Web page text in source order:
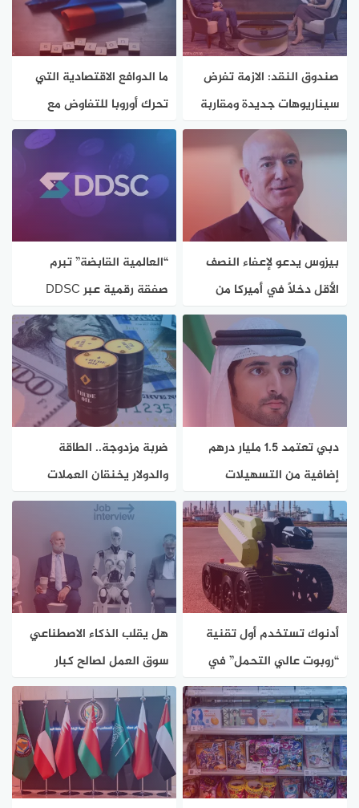
صندوق النقد: الازمة تفرض
سيناريوهات جديدة ومقاربة
غير مسبوقة
ما الدوافع الاقتصادية التي
تحرك أوروبا للتفاوض مع
روسيا؟
بيزوس يدعو لإعفاء النصف
الأقل دخلاً في أميركا من
الضرائب
“العالمية القابضة” تبرم
صفقة رقمية عبر DDSC
المستقرة
دبي تعتمد 1.5 مليار درهم
إضافية من التسهيلات
الاقتصادية
ضربة مزدوجة.. الطاقة
والدولار يخنقان العملات
الناشئة
أدنوك تستخدم أول تقنية
“روبوت عالي التحمل” في
قطاع الطاقة
هل يقلب الذكاء الاصطناعي
سوق العمل لصالح كبار
السن؟